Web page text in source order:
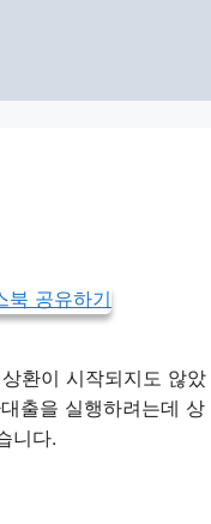
환이 시작되지도 않았
출을 실행하려는데 상
니다.